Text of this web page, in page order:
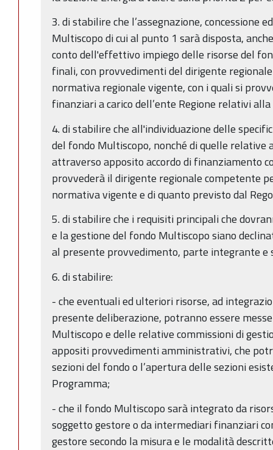
3. di stabilire che l’assegnazione, concessione
Multiscopo di cui al punto 1 sarà disposta,
conto dell'effettivo impiego delle risorse del
finali, con provvedimenti del dirigente
normativa regionale vigente, con i quali si
finanziari a carico dell’ente Regione relativi
4. di stabilire che all'individuazione delle
del fondo Multiscopo, nonché di quelle relative
attraverso apposito accordo di finanziamento
provvederà il dirigente regionale competente
normativa vigente e di quanto previsto dal
5. di stabilire che i requisiti principali che
e la gestione del fondo Multiscopo siano
al presente provvedimento, parte integrante e
6. di stabilire:
- che eventuali ed ulteriori risorse, ad
presente deliberazione, potranno essere
Multiscopo e delle relative commissioni di
appositi provvedimenti amministrativi, che
sezioni del fondo o l’apertura delle sezioni
Programma;
- che il fondo Multiscopo sarà integrato da
soggetto gestore o da intermediari finanziari
gestore secondo la misura e le modalità